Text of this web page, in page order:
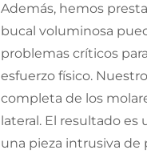
Además, hemos
bucal voluminosa
problemas críticos
esfuerzo físico.
completa de los
lateral. El resultado
una pieza intrusiva de